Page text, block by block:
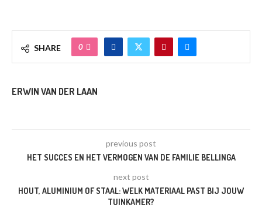
SHARE 0
ERWIN VAN DER LAAN
previous post
HET SUCCES EN HET VERMOGEN VAN DE FAMILIE BELLINGA
next post
HOUT, ALUMINIUM OF STAAL: WELK MATERIAAL PAST BIJ JOUW
TUINKAMER?